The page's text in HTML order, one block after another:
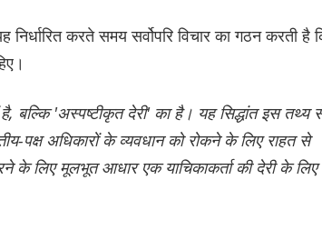
करते समय सर्वोपरि विचार का गठन करती है
बल्कि 'अस्पष्टीकृत देरी' का है। यह सिद्धांत इस तथ्य
पक्ष अधिकारों के व्यवधान को रोकने के लिए राहत से
लिए मूलभूत आधार एक याचिकाकर्ता की देरी के लिए